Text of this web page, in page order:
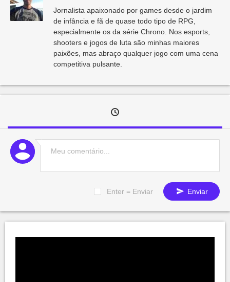
Jornalista apaixonado por games desde o jardim
de infância e fã de quase todo tipo de RPG,
especialmente os da série Chrono. Nos esports,
shooters e jogos de luta são minhas maiores
paixões, mas abraço qualquer jogo com uma cena
competitiva pulsante.
Enter = Enviar Enviar